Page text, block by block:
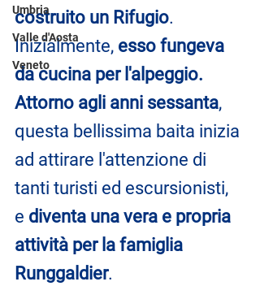
Umbria
Valle d'Aosta
Veneto
costruito un Rifugio.
Inizialmente, esso fungeva
da cucina per l'alpeggio.
Attorno agli anni sessanta,
questa bellissima baita inizia
ad attirare l'attenzione di
tanti turisti ed escursionisti,
e diventa una vera e propria
attività per la famiglia
Runggaldier.